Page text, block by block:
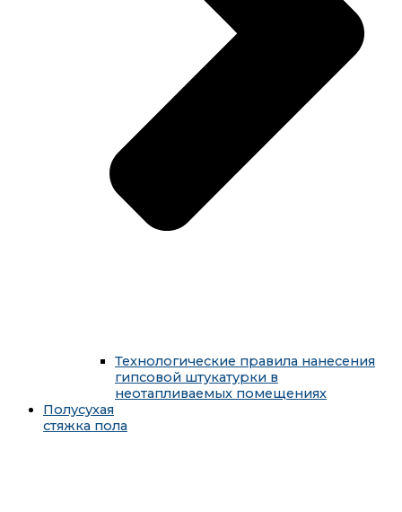
Технологические правила нанесения
гипсовой штукатурки в
неотапливаемых помещениях
Полусухая
стяжка пола